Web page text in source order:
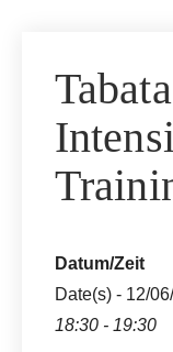
Datum/Zeit
Date(s) - 12/
18:30 - 19:30